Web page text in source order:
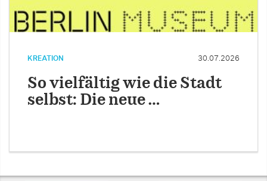
KREATION 30.07.2026
So vielfältig wie die Stadt
selbst: Die neue …